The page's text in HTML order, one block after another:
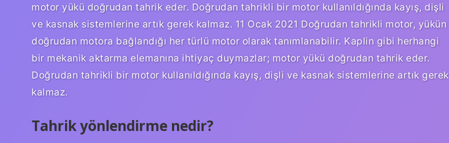
motor yükü doğrudan tahrik eder. Doğrudan tahrikli bir motor kullanıldığında kayış, dişli
ve kasnak sistemlerine artık gerek kalmaz. 11 Ocak 2021 Doğrudan tahrikli motor, yükün
doğrudan motora bağlandığı her türlü motor olarak tanımlanabilir. Kaplin gibi herhangi
bir mekanik aktarma elemanına ihtiyaç duymazlar; motor yükü doğrudan tahrik eder.
Doğrudan tahrikli bir motor kullanıldığında kayış, dişli ve kasnak sistemlerine artık gerek
kalmaz.
Tahrik yönlendirme nedir?